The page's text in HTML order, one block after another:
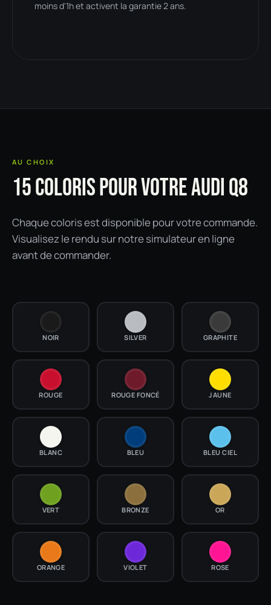
moins d'1h et activent la garantie 2 ans.
AU CHOIX
15 COLORIS POUR VOTRE AUDI Q8
Chaque coloris est disponible pour votre commande.
Visualisez le rendu sur notre simulateur en ligne
avant de commander.
NOIR SILVER GRAPHITE
ROUGE ROUGE FONCÉ JAUNE
BLANC BLEU BLEU CIEL
VERT BRONZE OR
ORANGE VIOLET ROSE